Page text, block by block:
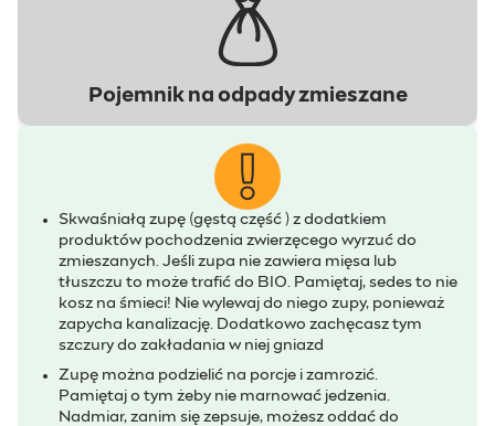
Pojemnik na odpady zmieszane
Skwaśniałą zupę (gęstą część ) z dodatkiem
produktów pochodzenia zwierzęcego wyrzuć do
zmieszanych. Jeśli zupa nie zawiera mięsa lub
tłuszczu to może trafić do BIO. Pamiętaj, sedes to nie
kosz na śmieci! Nie wylewaj do niego zupy, ponieważ
zapycha kanalizację. Dodatkowo zachęcasz tym
szczury do zakładania w niej gniazd
Zupę można podzielić na porcje i zamrozić.
Pamiętaj o tym żeby nie marnować jedzenia.
Nadmiar, zanim się zepsuje, możesz oddać do